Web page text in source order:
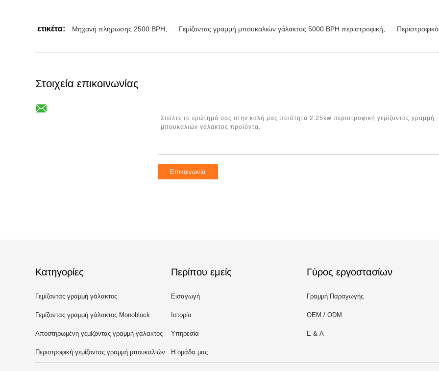
ετικέτα: Μηχανή πλήρωσης 2500 BPH Γεμίζοντας γραμμή μπουκαλιών γάλακτος 5000 BPH περιστροφική
Στοιχεία επικοινωνίας
Κατηγορίες
Γεμίζοντας γραμμή γάλακτος
Γεμίζοντας γραμμή γάλακτος Monoblock
Αποστηρωμένη γεμίζοντας γραμμή γάλακτος
Περιστροφική γεμίζοντας γραμμή μπουκαλιών
Περίπου εμείς
Εισαγωγή
Ιστορία
Υπηρεσία
Η ομάδα μας
Γύρος εργοστασίων
Γραμμή Παραγωγής
OEM / ODM
Ε & Α